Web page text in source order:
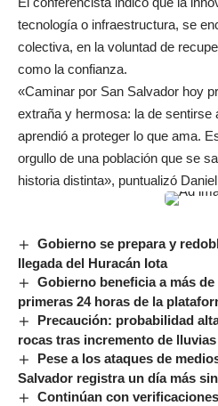
tecnología o infraestructura, se
colectiva, en la voluntad de
como la confianza.
«Caminar por San Salvador hoy
extraña y hermosa: la de sentirse
aprendió a proteger lo que ama.
orgullo de una población que se
historia distinta», puntualizó
Gobierno se prepara y
llegada del Huracán Iota
Gobierno beneficia a más
primeras 24 horas de la
Precaución: probabilidad
rocas tras incremento de lluvias
Pese a los ataques de
Salvador registra un día más
Continúan con